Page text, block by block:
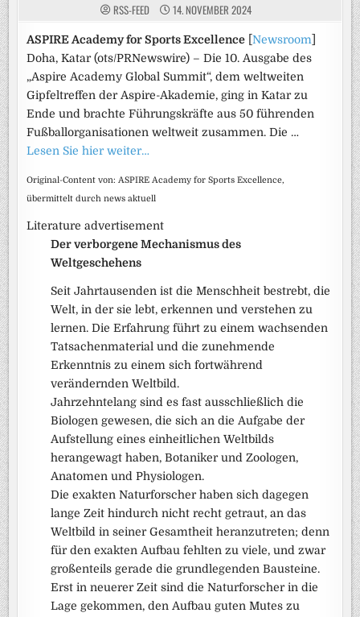
RSS-FEED 14. NOVEMBER 2024
ASPIRE Academy for Sports Excellence [Newsroom
Doha, Katar (ots/PRNewswire) – Die 10. Ausgabe des
„Aspire Academy Global Summit“, dem weltweiten
Gipfeltreffen der Aspire-Akademie, ging in Katar zu
Ende und brachte Führungskräfte aus 50 führenden
Fußballorganisationen weltweit zusammen. Die …
Lesen Sie hier weiter…
Original-Content von: ASPIRE Academy for Sports Excellence,
übermittelt durch news aktuell
Literature advertisement
Der verborgene Mechanismus des
Weltgeschehens
Seit Jahrtausenden ist die Menschheit bestrebt, die
Welt, in der sie lebt, erkennen und verstehen zu
lernen. Die Erfahrung führt zu einem wachsenden
Tatsachenmaterial und die zunehmende
Erkenntnis zu einem sich fortwährend
verändernden Weltbild.
Jahrzehntelang sind es fast ausschließlich die
Biologen gewesen, die sich an die Aufgabe der
Aufstellung eines einheitlichen Weltbilds
herangewagt haben, Botaniker und Zoologen,
Anatomen und Physiologen.
Die exakten Naturforscher haben sich dagegen
lange Zeit hindurch nicht recht getraut, an das
Weltbild in seiner Gesamtheit heranzutreten; denn
für den exakten Aufbau fehlten zu viele, und zwar
großenteils gerade die grundlegenden Bausteine.
Erst in neuerer Zeit sind die Naturforscher in die
Lage gekommen, den Aufbau guten Mutes zu